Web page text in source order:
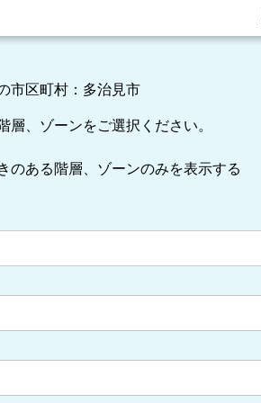
市区町村：多治見市
層、ゾーンをご選択ください。
のある階層、ゾーンのみを表示する